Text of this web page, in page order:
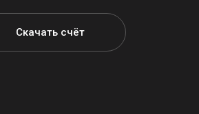
Скачать счёт